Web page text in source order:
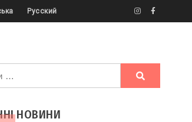
Русский
НОВИНИ